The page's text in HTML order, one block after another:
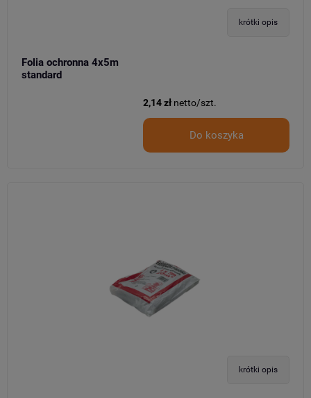
krótki opis
Folia ochronna 4x5m
standard
2,14 zł netto/szt.
Do koszyka
krótki opis